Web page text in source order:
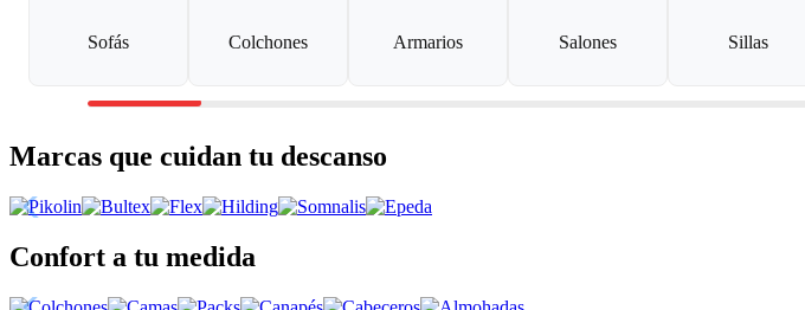
Sofás Colchones Armarios Salones Sillas
Marcas que cuidan tu descanso
Confort a tu medida